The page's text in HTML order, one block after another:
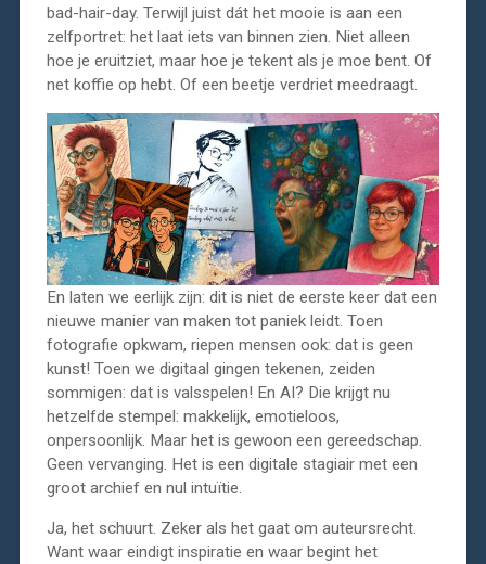
bad-hair-day. Terwijl juist dát het mooie is aan een
zelfportret: het laat iets van binnen zien. Niet alleen
hoe je eruitziet, maar hoe je tekent als je moe bent. Of
net koffie op hebt. Of een beetje verdriet meedraagt.
En laten we eerlijk zijn: dit is niet de eerste keer dat een
nieuwe manier van maken tot paniek leidt. Toen
fotografie opkwam, riepen mensen ook: dat is geen
kunst! Toen we digitaal gingen tekenen, zeiden
sommigen: dat is valsspelen! En AI? Die krijgt nu
hetzelfde stempel: makkelijk, emotieloos,
onpersoonlijk. Maar het is gewoon een gereedschap.
Geen vervanging. Het is een digitale stagiair met een
groot archief en nul intuïtie.
Ja, het schuurt. Zeker als het gaat om auteursrecht.
Want waar eindigt inspiratie en waar begint het